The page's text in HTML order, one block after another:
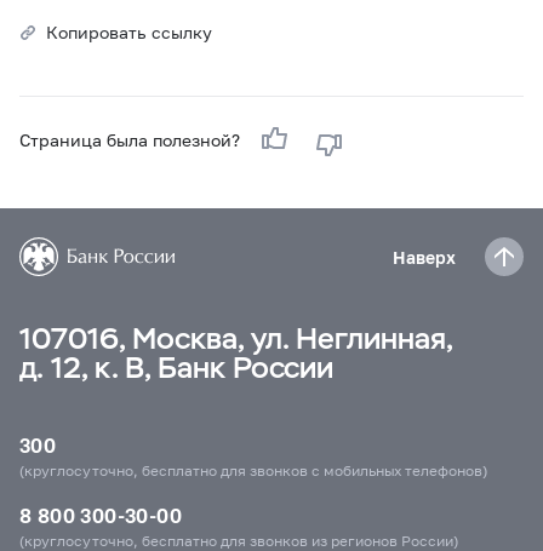
Копировать ссылку
Страница была полезной?
Наверх
107016, Москва, ул. Неглинная,
д. 12, к. В, Банк России
300
(круглосуточно, бесплатно для звонков с мобильных телефонов)
8 800 300-30-00
(круглосуточно, бесплатно для звонков из регионов России)